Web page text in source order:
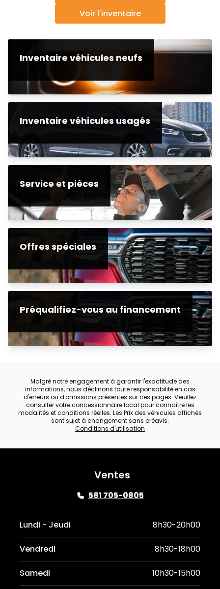
Voir l'inventaire
Inventaire véhicules neufs
Inventaire véhicules usagés
Service et pièces
Offres spéciales
Préqualifiez-vous au financement
Malgré notre engagement à garantir l'exactitude des
informations, nous déclinons toute responsabilité en cas
d'erreurs ou d'omissions présentes sur ces pages. Veuillez
consulter votre concessionnaire local pour connaître les
modalités et conditions réelles. Les Prix des véhicules affichés
sont sujet à changement sans préavis.
Conditions d'utilisation
Ventes
581 705-0805
Lundi - Jeudi 8h30-20h00
Vendredi 8h30-18h00
Samedi 10h30-15h00